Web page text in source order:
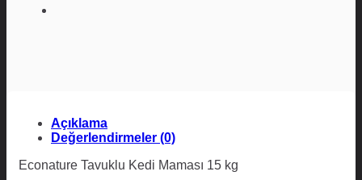
Açıklama
Değerlendirmeler (0)
Econature Tavuklu Kedi Maması 15 kg